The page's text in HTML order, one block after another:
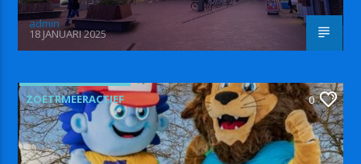
admin
18 JANUARI 2025
ZOETRMEERACTIEF 0